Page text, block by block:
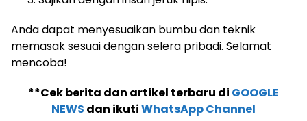
Anda dapat menyesuaikan bumbu dan teknik
memasak sesuai dengan selera pribadi. Selamat
mencoba!
**Cek berita dan artikel terbaru di GOOGLE
NEWS dan ikutiWhatsApp Channel